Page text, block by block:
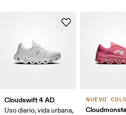
Cloudswift 4 AD
Uso diario, vida urbana,
NUEVO